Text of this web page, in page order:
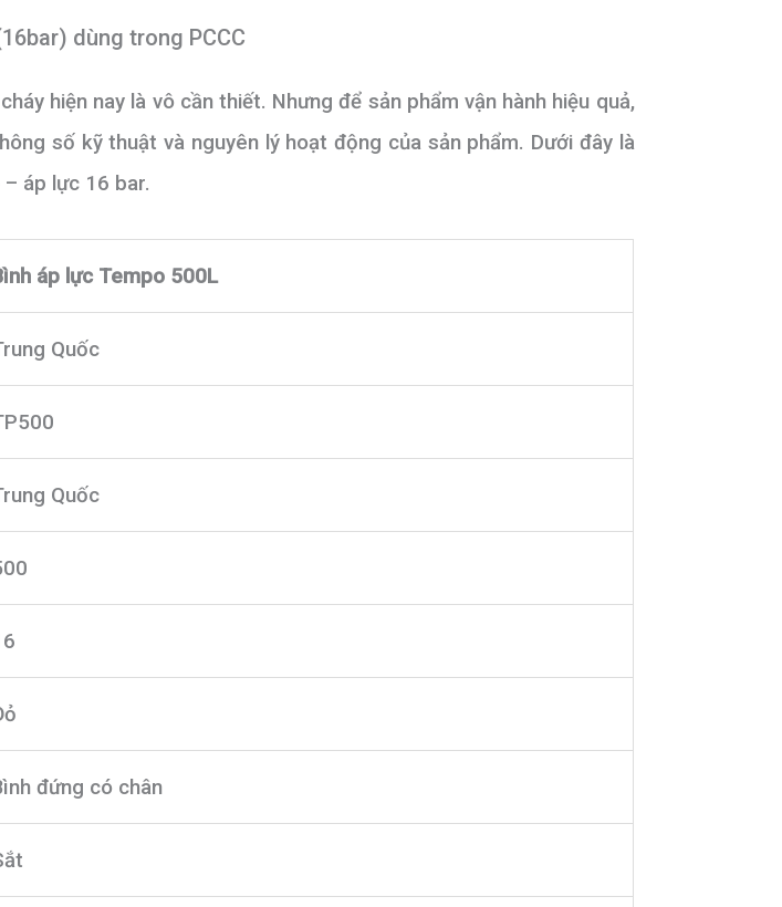
dùng trong PCCC
hiện nay là vô cần thiết. Nhưng để sản phẩm vận hành hiệu quả,
số kỹ thuật và nguyên lý hoạt động của sản phẩm. Dưới đây là
áp lực 16 bar.
áp lực Tempo 500L
Quốc
Quốc
đứng có chân